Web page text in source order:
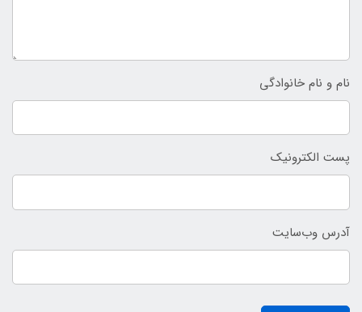
نام و نام خانوادگی
پست الکترونیک
آدرس وب‌سایت